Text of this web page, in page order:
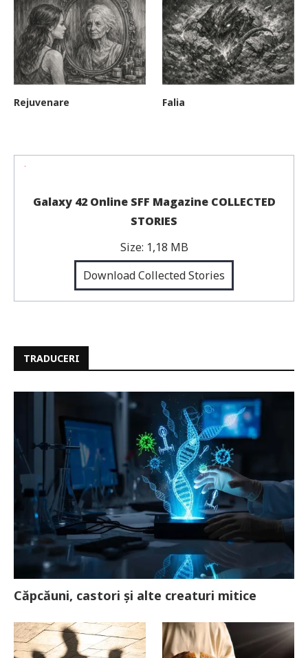
Rejuvenare Falia
Galaxy 42 Online SFF Magazine COLLECTED
STORIES
Size: 1,18 MB
Download Collected Stories
TRADUCERI
Căpcăuni, castori și alte creaturi mitice